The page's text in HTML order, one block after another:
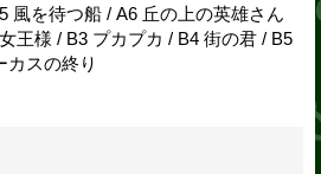
風を待つ船 / A6 丘の上の英雄さん
王様 / B3 プカプカ / B4 街の君 / B5
カスの終り